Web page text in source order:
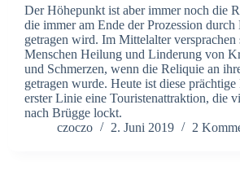
Der Höhepunkt ist aber immer noch die
die immer am Ende der Prozession durch
getragen wird. Im Mittelalter versprachen
Menschen Heilung und Linderung von
und Schmerzen, wenn die Reliquie an
getragen wurde. Heute ist diese prächtige
erster Linie eine Touristenattraktion, die
nach Brügge lockt.
czoczo
2. Juni 2019 2